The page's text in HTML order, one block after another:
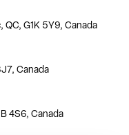
G1K 5Y9, Canada
Canada
4S6, Canada